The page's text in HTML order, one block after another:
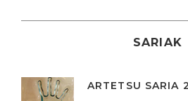
SARIAK
ARTETSU SARIA